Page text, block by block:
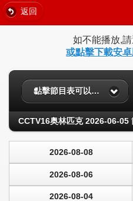
返回
如不能播放,
或點擊下載安
點擊節目表可以回看
CCTV16奥林匹克 2026-06-05
2026-08-08
2026-08-06
2026-08-04